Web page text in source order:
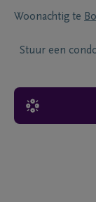
Woonachtig te
Stuur een